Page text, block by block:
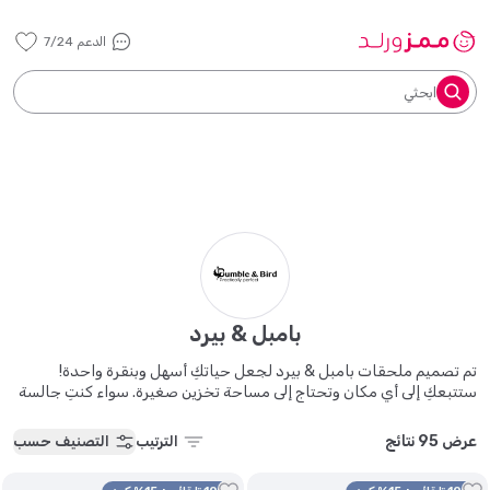
الدعم 7/24
ابحثي
بامبل & بيرد
تم تصميم ملحقات بامبل & بيرد لجعل حياتكِ أسهل وبنقرة واحدة!
ستتبعكِ إلى أي مكان وتحتاج إلى مساحة تخزين صغيرة. سواء كنتِ جالسة
الصيفية قادمة، سيساعد غطاء الحماية من بامبل & بيرد على حماية كرسي
السيارة للأطفال والحفاظ عليه بارد ويحمي طفلك من الأشعة فوق
عرض 95 نتائج الترتيب التصنيف حسب